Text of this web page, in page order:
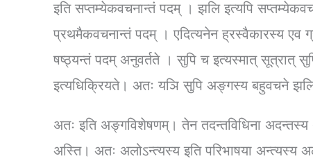
इति सप्तम्येकवचनान्तं पदम् । झलि इत्यपि
प्रथमैकवचनान्तं पदम् । एदित्यनेन ह्रस्वैकारस्य एव
षष्ठ्यन्तं पदम् अनुवर्तते । सुपि च इत्यस्मात् सूत्रात्
इत्यधिक्रियते। अतः यञि सुपि अङ्गस्य बहुवचने
अतः इति अङ्गविशेषणम्। तेन तदन्तविधिना
अस्ति। अतः अलोऽन्त्यस्य इति परिभाषया अन्त्यस्य